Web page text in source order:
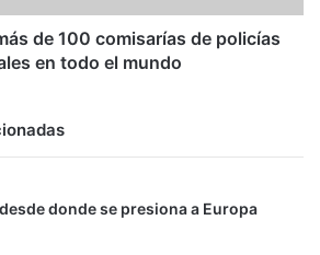
de 100 comisarías de policías
en todo el mundo
donde se presiona a Europa